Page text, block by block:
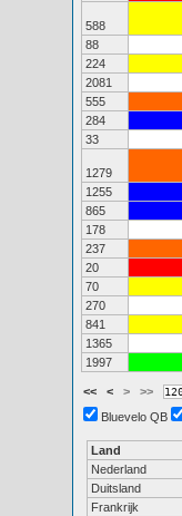
588
88
224
2081
555
284
33
1279
1255
865
178
237
20
70
270
841
1365
1997
<< < > >>
Bluevelo QB
Land
Nederland
Duitsland
Frankrijk